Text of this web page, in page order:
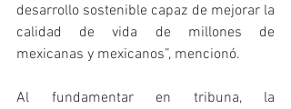
desarrollo sostenible capaz de mejorar la
calidad de vida de millones de
mexicanas y mexicanos”, mencionó.
Al fundamentar en tribuna, la